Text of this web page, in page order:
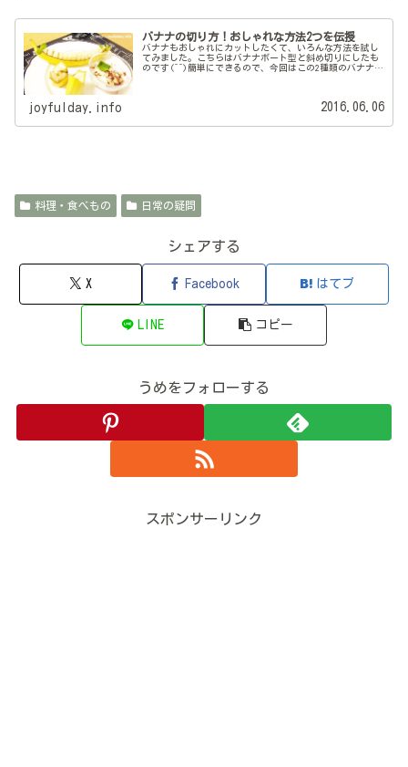
バナナの切り方！おしゃれな方法2つを伝授
バナナもおしゃれにカットしたくて、いろんな方法を試し
てみました。こちらはバナナボート型と斜め切りにしたも
のです(^^)簡単にできるので、今回はこの2種類のバナナの
joyfulday.info 2016.06.06
料理・食べもの 日常の疑問
シェアする
X Facebook はてブ
LINE コピー
うめをフォローする
スポンサーリンク